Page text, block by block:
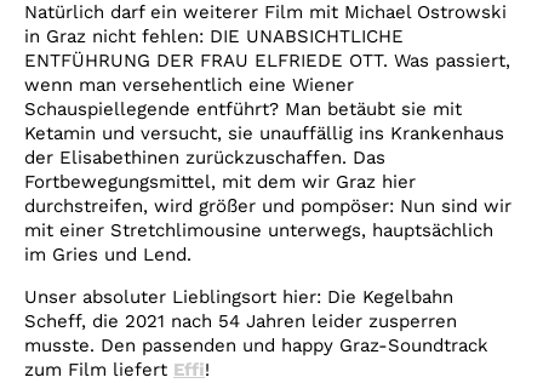
Natürlich darf ein weiterer Film mit Michael Ostrowski
in Graz nicht fehlen: DIE UNABSICHTLICHE
ENTFÜHRUNG DER FRAU ELFRIEDE OTT. Was passiert,
wenn man versehentlich eine Wiener
Schauspiellegende entführt? Man betäubt sie mit
Ketamin und versucht, sie unauffällig ins Krankenhaus
der Elisabethinen zurückzuschaffen. Das
Fortbewegungsmittel, mit dem wir Graz hier
durchstreifen, wird größer und pompöser: Nun sind wir
mit einer Stretchlimousine unterwegs, hauptsächlich
im Gries und Lend.
Unser absoluter Lieblingsort hier: Die Kegelbahn
Scheff, die 2021 nach 54 Jahren leider zusperren
musste. Den passenden und happy Graz-Soundtrack
zum Film liefert Effi!